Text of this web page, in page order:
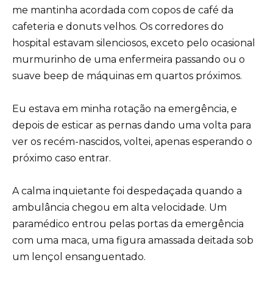
me mantinha acordada com copos de café da
cafeteria e donuts velhos. Os corredores do
hospital estavam silenciosos, exceto pelo ocasional
murmurinho de uma enfermeira passando ou o
suave beep de máquinas em quartos próximos.
Eu estava em minha rotação na emergência, e
depois de esticar as pernas dando uma volta para
ver os recém-nascidos, voltei, apenas esperando o
próximo caso entrar.
A calma inquietante foi despedaçada quando a
ambulância chegou em alta velocidade. Um
paramédico entrou pelas portas da emergência
com uma maca, uma figura amassada deitada sob
um lençol ensanguentado.